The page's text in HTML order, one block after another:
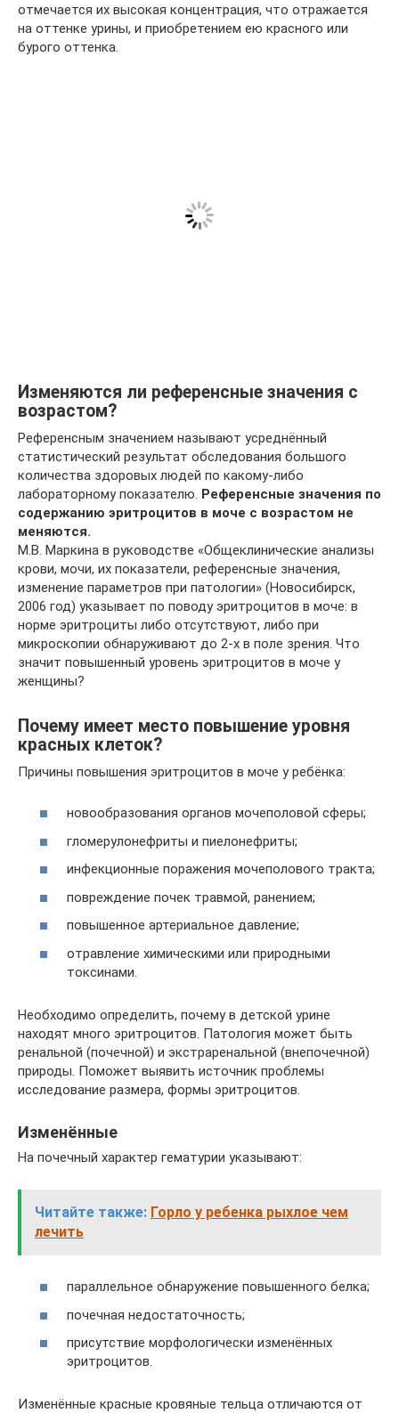
отмечается их высокая концентрация, что отражается
на оттенке урины, и приобретением ею красного или
бурого оттенка.
Изменяются ли референсные значения с
возрастом?
Референсным значением называют усреднённый
статистический результат обследования большого
количества здоровых людей по какому-либо
лабораторному показателю. Референсные значения по
содержанию эритроцитов в моче с возрастом не
меняются.
М.В. Маркина в руководстве «Общеклинические анализы
крови, мочи, их показатели, референсные значения,
изменение параметров при патологии» (Новосибирск,
2006 год) указывает по поводу эритроцитов в моче: в
норме эритроциты либо отсутствуют, либо при
микроскопии обнаруживают до 2-х в поле зрения. Что
значит повышенный уровень эритроцитов в моче у
женщины?
Почему имеет место повышение уровня
красных клеток?
Причины повышения эритроцитов в моче у ребёнка:
новообразования органов мочеполовой сферы;
гломерулонефриты и пиелонефриты;
инфекционные поражения мочеполового тракта;
повреждение почек травмой, ранением;
повышенное артериальное давление;
отравление химическими или природными
токсинами.
Необходимо определить, почему в детской урине
находят много эритроцитов. Патология может быть
ренальной (почечной) и экстраренальной (внепочечной)
природы. Поможет выявить источник проблемы
исследование размера, формы эритроцитов.
Изменённые
На почечный характер гематурии указывают:
Читайте также: Горло у ребенка рыхлое чем
лечить
параллельное обнаружение повышенного белка;
почечная недостаточность;
присутствие морфологически изменённых
эритроцитов.
Изменённые красные кровяные тельца отличаются от